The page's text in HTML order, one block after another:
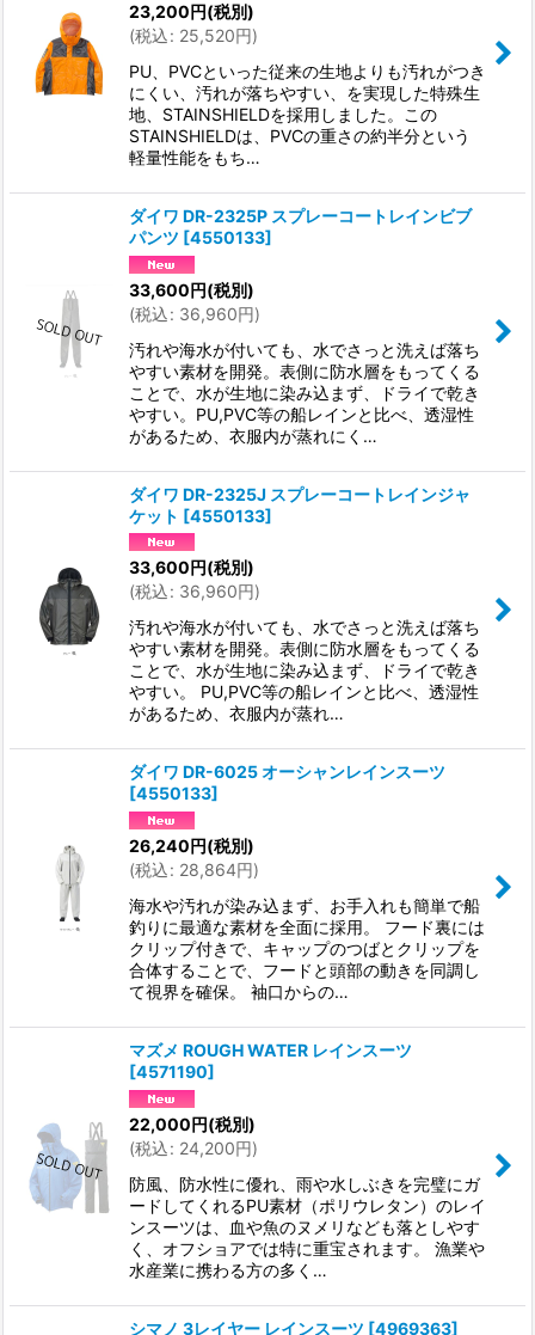
23,200円(税別)
(税込: 25,520円)
PU、PVCといった従来の生地よりも汚れがつき
にくい、汚れが落ちやすい、を実現した特殊生
地、STAINSHIELDを採用しました。この
STAINSHIELDは、PVCの重さの約半分という
軽量性能をもち…
ダイワ DR-2325P スプレーコートレインビブ
パンツ [4550133]
33,600円(税別)
(税込: 36,960円)
汚れや海水が付いても、水でさっと洗えば落ち
やすい素材を開発。表側に防水層をもってくる
ことで、水が生地に染み込まず、ドライで乾き
やすい。PU,PVC等の船レインと比べ、透湿性
があるため、衣服内が蒸れにく…
ダイワ DR-2325J スプレーコートレインジャ
ケット [4550133]
33,600円(税別)
(税込: 36,960円)
汚れや海水が付いても、水でさっと洗えば落ち
やすい素材を開発。表側に防水層をもってくる
ことで、水が生地に染み込まず、ドライで乾き
やすい。 PU,PVC等の船レインと比べ、透湿性
があるため、衣服内が蒸れ…
ダイワ DR-6025 オーシャンレインスーツ
[4550133]
26,240円(税別)
(税込: 28,864円)
海水や汚れが染み込まず、お手入れも簡単で船
釣りに最適な素材を全面に採用。 フード裏には
クリップ付きで、キャップのつばとクリップを
合体することで、フードと頭部の動きを同調し
て視界を確保。 袖口からの…
マズメ ROUGH WATER レインスーツ
[4571190]
22,000円(税別)
(税込: 24,200円)
防風、防水性に優れ、雨や水しぶきを完璧にガ
ードしてくれるPU素材（ポリウレタン）のレイ
ンスーツは、血や魚のヌメリなども落としやす
く、オフショアでは特に重宝されます。 漁業や
水産業に携わる方の多く…
シマノ 3レイヤー レインスーツ [4969363]